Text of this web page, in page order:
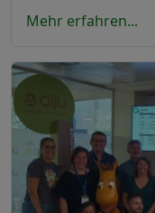
Mehr erfahren...